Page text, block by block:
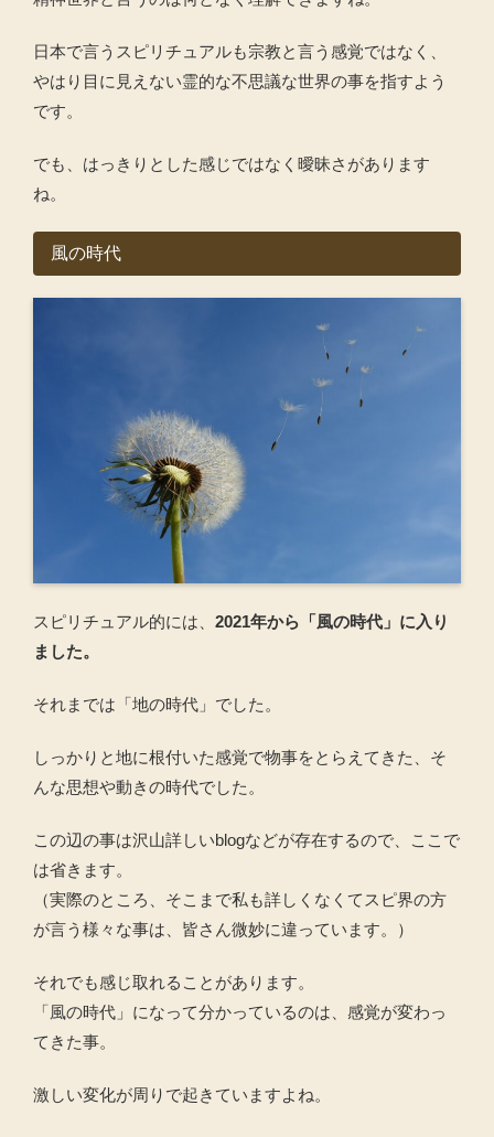
日本で言うスピリチュアルも宗教と言う感覚ではなく、
やはり目に見えない霊的な不思議な世界の事を指すよう
です。
でも、はっきりとした感じではなく曖昧さがあります
ね。
風の時代
スピリチュアル的には、 2021年から「風の時代」に入り
ました。
それまでは「地の時代」でした。
しっかりと地に根付いた感覚で物事をとらえてきた、そ
んな思想や動きの時代でした。
この辺の事は沢山詳しいblogなどが存在するので、ここで
は省きます。
（実際のところ、そこまで私も詳しくなくてスピ界の方
が言う様々な事は、皆さん微妙に違っています。）
それでも感じ取れることがあります。
「風の時代」になって分かっているのは、感覚が変わっ
てきた事。
激しい変化が周りで起きていますよね。